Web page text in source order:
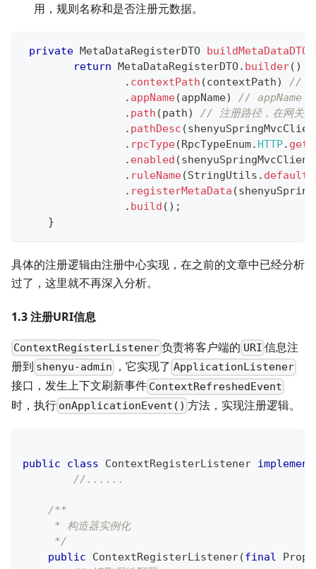
用，规则名称和是否注册元数据。
private MetaDataRegisterDTO buildMetaDataDTO
return MetaDataRegisterDTO. builder( )
. contextPath (contextPath)
//
. appName(appName)
// appName
. path (path)
// 注册路径，在网关规
. pathDesc (
. rpcType(RpcTypeEnum. HTTP.
. enabled (shenyuSpringMvcClient
. ruleName(StringUtils .
. registerMetaData (
. build ( ) ;
}
具体的注册逻辑由注册中心实现，在之前的文章中已经分析
过了，这里就不再深入分析。
1.3 注册URI信息
ContextRegisterListener负责将客户端的 URI 信息注
册到 shenyu-admin ，它实现了 ApplicationListener
接口，发生上下文刷新事件 ContextRefreshedEvent
时，执行 onApplicationEvent() 方法，实现注册逻辑。
public class ContextRegisterListener
//......
/**
     * 构造器实例化
     */
public
ContextRegisterListener(final